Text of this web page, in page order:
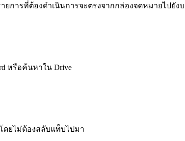
ยการที่ต้องดำเนินการจะตรงจากกล่องจดหมายไปยั
หรือค้นหาใน Drive
ดยไม่ต้องสลับแท็บไปมา